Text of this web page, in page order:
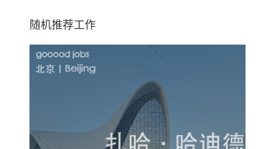
随机推荐工作